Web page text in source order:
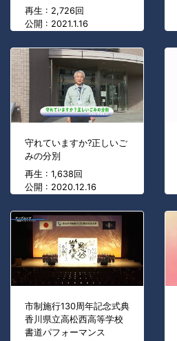
再生 : 2,726回
公開 : 2021.1.16
守れていますか?正しいご
みの分別
再生 : 1,638回
公開 : 2020.12.16
市制施行130周年記念式典
香川県立高松西高等学校
書道パフォーマンス